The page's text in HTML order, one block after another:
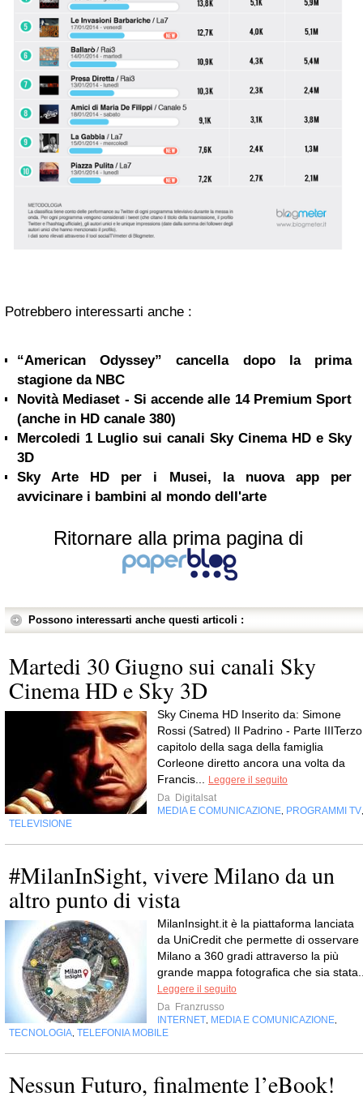
Potrebbero interessarti anche :
“American Odyssey” cancella dopo la prima
stagione da NBC
Novità Mediaset - Si accende alle 14 Premium Sport
(anche in HD canale 380)
Mercoledi 1 Luglio sui canali Sky Cinema HD e Sky
3D
Sky Arte HD per i Musei, la nuova app per
avvicinare i bambini al mondo dell'arte
Ritornare alla prima pagina di
Possono interessarti anche questi articoli :
Martedi 30 Giugno sui canali Sky
Cinema HD e Sky 3D
Sky Cinema HD Inserito da: Simone
Rossi (Satred) Il Padrino - Parte IIITerzo
capitolo della saga della famiglia
Corleone diretto ancora una volta da
Francis... Leggere il seguito
Da Digitalsat
MEDIA E COMUNICAZIONE, PROGRAMMI TV,
TELEVISIONE
#MilanInSight, vivere Milano da un
altro punto di vista
MilanInsight.it è la piattaforma lanciata
da UniCredit che permette di osservare
Milano a 360 gradi attraverso la più
grande mappa fotografica che sia
Leggere il seguito
Da Franzrusso
INTERNET, MEDIA E COMUNICAZIONE,
TECNOLOGIA, TELEFONIA MOBILE
Nessun Futuro, finalmente l’eBook!